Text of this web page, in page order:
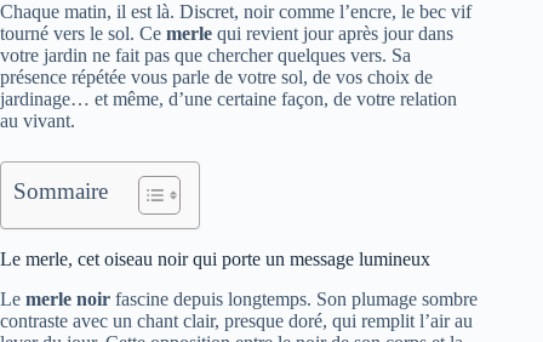
Chaque matin, il est là. Discret, noir comme l’encre, le bec vif
tourné vers le sol. Ce merle qui revient jour après jour dans
votre jardin ne fait pas que chercher quelques vers. Sa
présence répétée vous parle de votre sol, de vos choix de
jardinage… et même, d’une certaine façon, de votre relation
au vivant.
Sommaire
Le merle, cet oiseau noir qui porte un message lumineux
Le merle noir fascine depuis longtemps. Son plumage sombre
contraste avec un chant clair, presque doré, qui remplit l’air au